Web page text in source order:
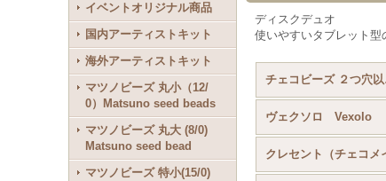
イベントオリジナル商品
国内アーティストキット
海外アーティストキット
マツノビーズ 丸小（12/
0）Matsuno seed beads
マツノビーズ 丸大 (8/0)
Matsuno seed bead
マツノビーズ 特小(15/0)
ディスクデュオ
使いやすいタブレット型
チェ
ヴェクソロ Vexolo